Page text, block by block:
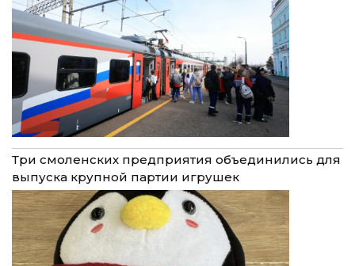
Три смоленских предприятия объединились для
выпуска крупной партии игрушек